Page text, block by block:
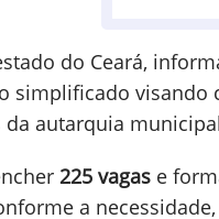
do Ceará,
simplificado visando
da autarquia
225 vagas e
a